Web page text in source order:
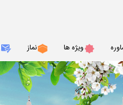
ويژه ها نماز